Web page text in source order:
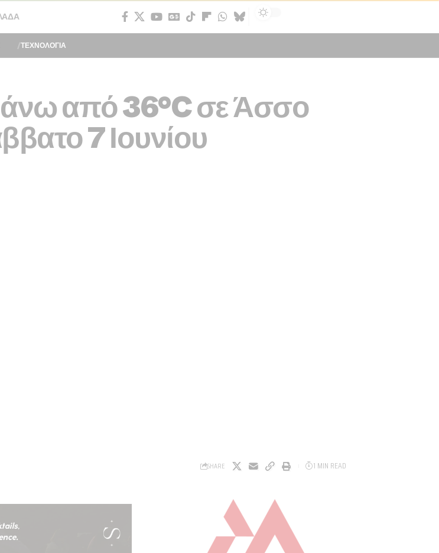
ΤΕΧΝΟΛΟΓΙΑ
από 36°C σε Άσσο
7 Ιουνίου
SHARE 1 MIN READ